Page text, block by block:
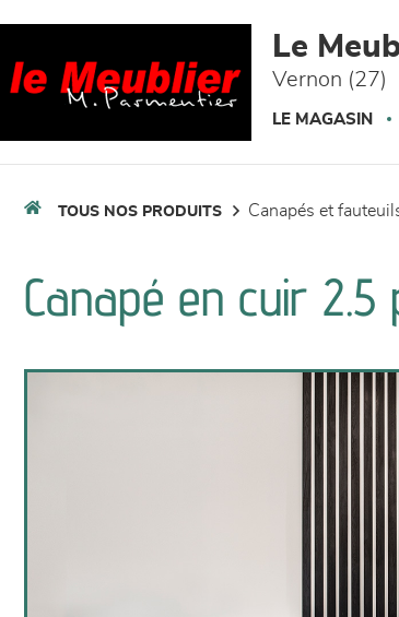
Le
Vernon (27)
LE MAGASIN
TOUS NOS PRODUITS canapés et
Canapé en cuir